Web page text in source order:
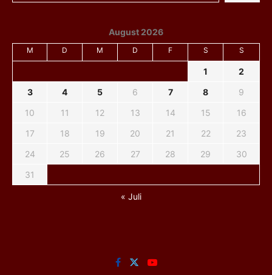
August 2026
M D M D F S S
1
2
3
4 5 6 7 8
9
10
11 12 13 14 15
16
17
18 19 20 21 22
23
24
25 26 27 28 29
30
31
« Juli